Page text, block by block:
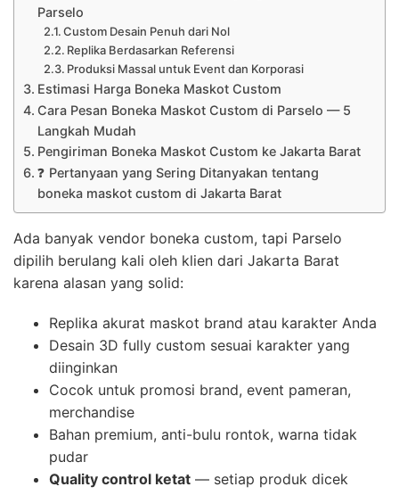
Parselo
Custom Desain Penuh dari Nol
Replika Berdasarkan Referensi
Produksi Massal untuk Event dan Korporasi
Estimasi Harga Boneka Maskot Custom
Cara Pesan Boneka Maskot Custom di Parselo — 5
Langkah Mudah
Pengiriman Boneka Maskot Custom ke Jakarta Barat
❓ Pertanyaan yang Sering Ditanyakan tentang
boneka maskot custom di Jakarta Barat
Ada banyak vendor boneka custom, tapi Parselo
dipilih berulang kali oleh klien dari Jakarta Barat
karena alasan yang solid:
Replika akurat maskot brand atau karakter Anda
Desain 3D fully custom sesuai karakter yang
diinginkan
Cocok untuk promosi brand, event pameran,
merchandise
Bahan premium, anti-bulu rontok, warna tidak
pudar
Quality control ketat — setiap produk dicek